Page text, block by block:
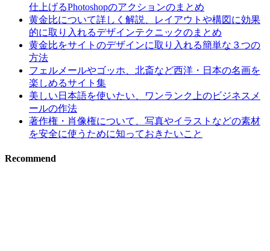
仕上げるPhotoshopのアクションのまとめ
黄金比について詳しく解説、レイアウトや構図に効果
的に取り入れるデザインテクニックのまとめ
黄金比をサイトのデザインに取り入れる簡単な３つの
方法
フェルメールやゴッホ、北斎など西洋・日本の名画を
楽しめるサイト集
美しい日本語を使いたい、ワンランク上のビジネスメ
ールの作法
著作権・肖像権について、写真やイラストなどの素材
を安全に使うために知っておきたいこと
Recommend